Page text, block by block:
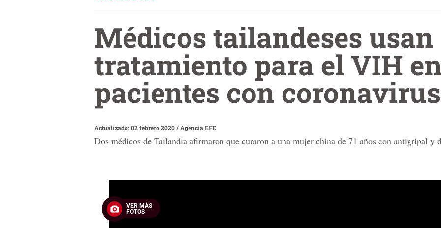
Médicos tailandeses usan
tratamiento para el VIH en
pacientes con coronavirus
Actualizado: 02 febrero 2020/ Agencia EFE
Dos médicos de Tailandia afirmaron que curaron a una mujer china de 71 años con antigripal y
VER MÁS
FOTOS
of
1
minute,
30